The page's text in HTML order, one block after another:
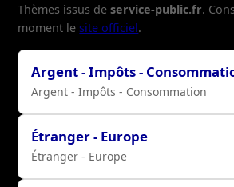
Thèmes issus deservice-public.fr.
moment lesite officiel.
Argent - Impôts -
Argent - Impôts - Consommation
Étranger - Europe
Étranger - Europe